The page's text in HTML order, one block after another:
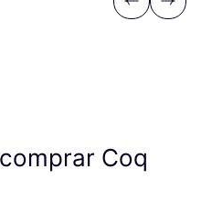
Previous
Next
Coq